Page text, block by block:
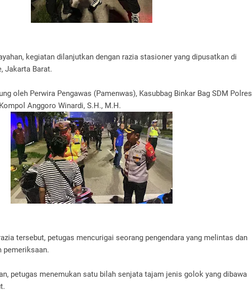
kegiatan dilanjutkan dengan razia stasioner yang dipusatkan di
Jakarta Barat.
oleh Perwira Pengawas (Pamenwas), Kasubbag Binkar Bag SDM Polres
Anggoro Winardi, S.H., M.H.
tersebut, petugas mencurigai seorang pengendara yang melintas dan
pemeriksaan.
petugas menemukan satu bilah senjata tajam jenis golok yang dibawa